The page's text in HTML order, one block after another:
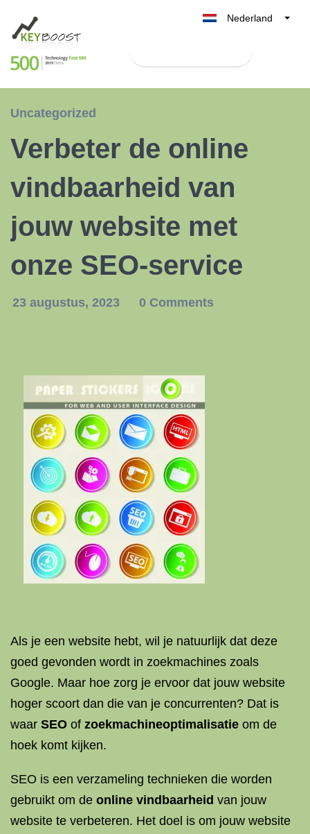
Nederland
België
España
Uncategorized
Verbeter de online
vindbaarheid van
jouw website met
onze SEO-service
23 augustus, 2023 0 Comments
Als je een website hebt, wil je natuurlijk dat deze
goed gevonden wordt in zoekmachines zoals
Google. Maar hoe zorg je ervoor dat jouw website
hoger scoort dan die van je concurrenten? Dat is
waar SEO of zoekmachineoptimalisatie om de
hoek komt kijken.
SEO is een verzameling technieken die worden
gebruikt om de online vindbaarheid van jouw
website te verbeteren. Het doel is om jouw website